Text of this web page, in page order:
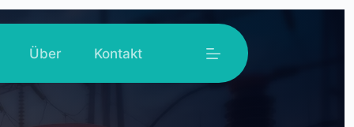
Über Kontakt